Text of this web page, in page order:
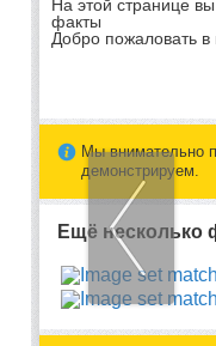
На этой странице
факты
Добро пожаловать
Мы внимательно
демонстрируем.
Ещё несколько